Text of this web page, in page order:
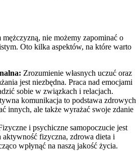
mężczyzną, nie możemy zapominać o
Oto kilka aspektów, na które warto
Zrozumienie własnych uczuć oraz
jest niezbędna. Praca nad emocjami
sobie w związkach i relacjach.
komunikacja to podstawa zdrowych
innych, ale także wyrażać swoje zdanie
i psychiczne samopoczucie jest
aktywność fizyczna, zdrowa dieta i
wpłynąć na naszą jakość życia.